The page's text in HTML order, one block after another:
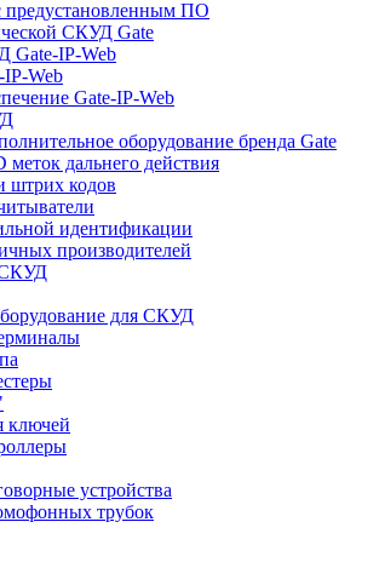
предустановленным ПО
СКУД Gate
Gate-IP-Web
Web
Gate-IP-Web
оборудование бренда Gate
дальнего действия
штрих кодов
идентификации
производителей
для СКУД
ключей
устройства
трубок